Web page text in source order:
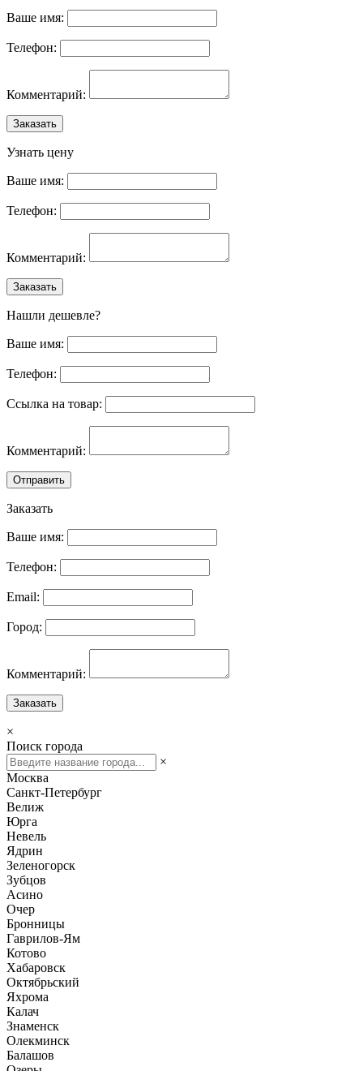
Ваше имя:
Телефон:
Комментарий:
Заказать
Узнать цену
Ваше имя:
Телефон:
Комментарий:
Заказать
Нашли дешевле?
Ваше имя:
Телефон:
Ссылка на товар:
Комментарий:
Отправить
Заказать
Ваше имя:
Телефон:
Email:
Город:
Комментарий:
Заказать
×
Поиск города
×
Москва
Санкт-Петербург
Велиж
Юрга
Невель
Ядрин
Зеленогорск
Зубцов
Асино
Очер
Бронницы
Гаврилов-Ям
Котово
Хабаровск
Октябрьский
Яхрома
Калач
Знаменск
Олекминск
Балашов